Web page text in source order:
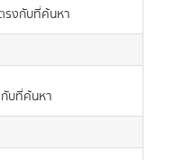
รงกับที่ค้นหา
บที่ค้นหา